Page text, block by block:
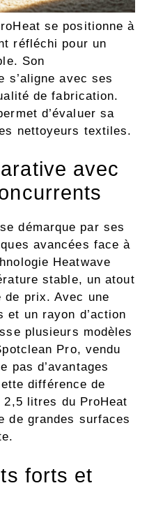
se positionne à
réfléchi pour un
Son
s’aligne avec ses
de fabrication.
d’évaluer sa
nettoyeurs textiles.
avec
démarque par ses
avancées face à
Heatwave
stable, un atout
de prix. Avec une
et un rayon d’action
plusieurs modèles
Pro, vendu
pas d’avantages
différence de
litres du ProHeat
de grandes surfaces
forts et